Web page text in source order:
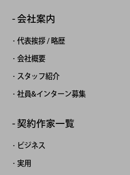
会社案内
代表挨拶 / 略歴
会社概要
スタッフ紹介
社員&インターン募集
契約作家一覧
ビジネス
実用